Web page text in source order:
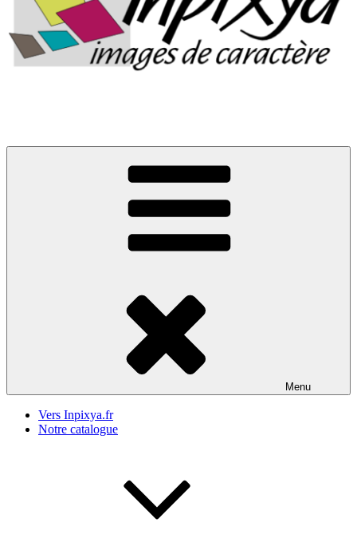
Menu
Vers Inpixya.fr
Notre catalogue